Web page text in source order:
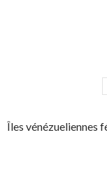
Îles vénézueliennes